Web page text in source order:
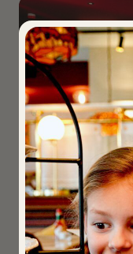
LOUVAIN –
Fermé pour le